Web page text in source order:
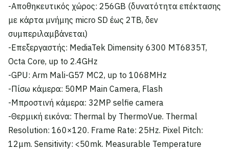
-Αποθηκευτικός χώρος: 256GB (δυνατότητα επέκτασης
με κάρτα μνήμης micro SD έως 2TB, δεν
συμπεριλαμβάνεται)
-Επεξεργαστής: MediaTek Dimensity 6300 MT6835T,
Octa Core, up to 2.4GHz
-GPU: Arm Mali-G57 MC2, up to 1068MHz
-Πίσω κάμερα: 50MP Main Camera, Flash
-Μπροστινή κάμερα: 32MP selfie camera
-Θερμική εικόνα: Thermal by ThermoVue. Thermal
Resolution: 160×120. Frame Rate: 25Hz. Pixel Pitch:
12μm. Sensitivity: <50mk. Measurable Temperature